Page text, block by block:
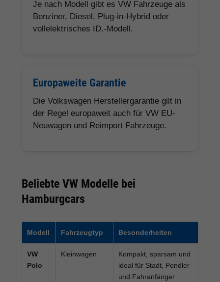
Je nach Modell gibt es VW Fahrzeuge als
Benziner, Diesel, Plug-in-Hybrid oder
vollelektrisches ID.-Modell.
Europaweite Garantie
Die Volkswagen Herstellergarantie gilt in
der Regel europaweit auch für VW EU-
Neuwagen und Reimport Fahrzeuge.
Beliebte VW Modelle bei
Hamburgcars
Modell Fahrzeugtyp Besonderheiten
VW
Polo
Kleinwagen
Kompakt, sparsam und
ideal für Stadt, Pendler
und Fahranfänger